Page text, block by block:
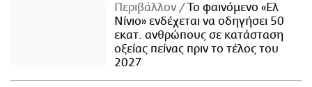
Περιβάλλον
Το φαινόμενο «Ελ
Νίνιο» ενδέχεται να οδηγήσει 50
εκατ. ανθρώπους σε κατάσταση
οξείας πείνας πριν το τέλος του
2027